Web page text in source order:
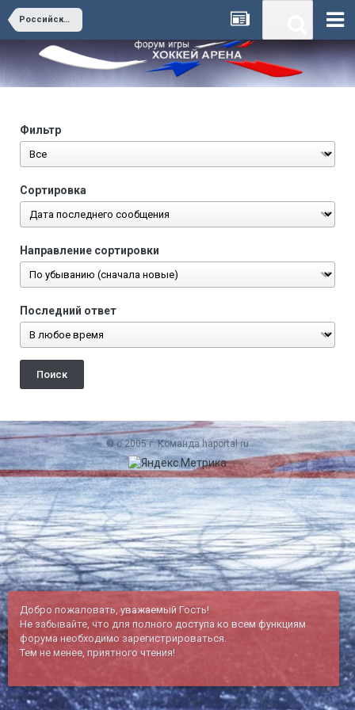
Российские лиги
Фильтр
Сортировка
Направление сортировки
Последний ответ
Поиск
© c 2005 г. Команда haportal.ru
Добро пожаловать, уважаемый Гость!
Не забывайте, что для полного доступа ко всем функциям
форума необходимо зарегистрироваться.
Тем не менее, приятного чтения!